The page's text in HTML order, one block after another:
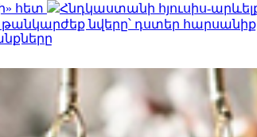
հետ
Հնդկաստանի հյուսիս-
նվերը՝ դստեր